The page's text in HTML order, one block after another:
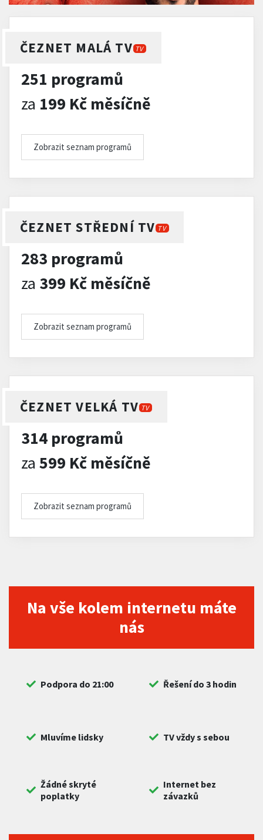
ČEZNET MALÁ TV TV
251 programů
za 199 Kč měsíčně
Zobrazit seznam programů
ČEZNET STŘEDNÍ TV TV
283 programů
za 399 Kč měsíčně
Zobrazit seznam programů
ČEZNET VELKÁ TV TV
314 programů
za 599 Kč měsíčně
Zobrazit seznam programů
Na vše kolem internetu máte
nás
Podpora do 21:00 Řešení do 3 hodin
Mluvíme lidsky TV vždy s sebou
Žádné skryté
poplatky
Internet bez
závazků